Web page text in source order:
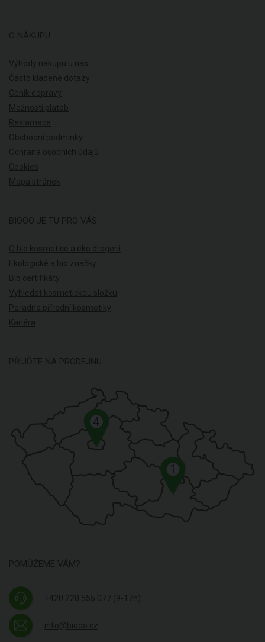
O NÁKUPU
Výhody nákupu u nás
Často kladené dotazy
Ceník dopravy
Možnosti plateb
Reklamace
Obchodní podmínky
Ochrana osobních údajů
Cookies
Mapa stránek
BIOOO JE TU PRO VÁS
O bio kosmetice a eko drogerii
Ekologické a bio značky
Bio certifikáty
Vyhledat kosmetickou složku
Poradna přírodní kosmetiky
Kariéra
PŘIJĎTE NA PRODEJNU
1
4
POMŮŽEME VÁM?
+420 220 555 077 (9-17h)
info@biooo.cz